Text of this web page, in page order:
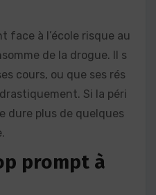
face à l’école risque au
de la drogue. Il s
cours, ou que ses rés
Si la péri
dure plus de quelques
prompt à